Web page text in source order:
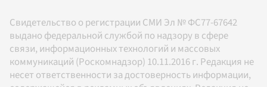
Свидетельство о регистрации СМИ Эл № ФС77-67642
выдано федеральной службой по надзору в сфере
связи, информационных технологий и массовых
коммуникаций (Роскомнадзор) 10.11.2016 г. Редакция не
несет ответственности за достоверность информации,